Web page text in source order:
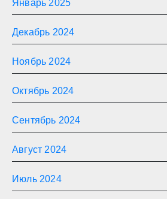
Январь 2025
Декабрь 2024
Ноябрь 2024
Октябрь 2024
Сентябрь 2024
Август 2024
Июль 2024